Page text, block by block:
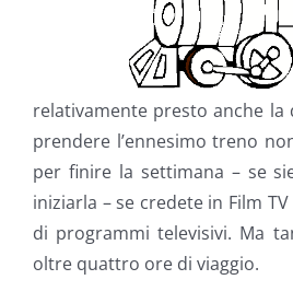
relativamente presto anche la
prendere l’ennesimo treno
per finire la settimana – se
iniziarla – se credete in Film
di programmi televisivi. Ma
oltre quattro ore di viaggio.